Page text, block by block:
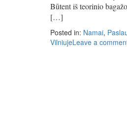
Būtent iš teorinio
[…]
Posted in: Namai,
VilniujeLeave a